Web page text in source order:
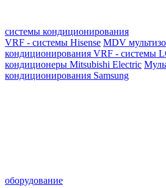
системы кондиционирования
VRF - системы Hisense MDV
кондиционирования VRF - системы
кондиционеры Mitsubishi Electric
кондиционирования Samsung
оборудование